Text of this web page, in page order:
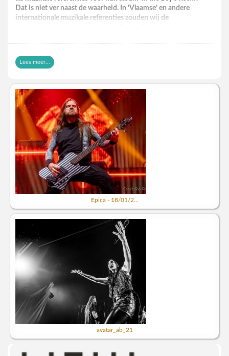
Dat is niet ver naast de waarheid. In ‘Vlaamse’ en andere
internationale muzikale referenties zouden wij de
Het klinkt bezwerend, ritualistisch, kwestbaar en
zuiverend/louterend. Zowel muzikaal als thematisch kan
spanning is voelbaar aanwezig en wordt als een extra bandlid
geïntegreerd in de sound. Het is wel een heel ernstig album
geworden, met weinig tijd en plaats voor frivoliteit of
bijvoorbeeld passionele sensualiteit. Maar daar is niks mee.
Ernst verdient zeker een plaats in de muziek.
De drie nummers op ‘In The Boy’s Room’ die mij het meest
uitdaagden, zijn “Pinky Swear”, “Wandering Womb” en “Set
Fire”. Dit is een band die we zeker eens live aan het werk
willen zien in Vlaanderen.
https://www.youtube.com/watch?v=J-oWvhb49f0
Lees meer...
Epica - 18/01/2...
avatar_ab_21